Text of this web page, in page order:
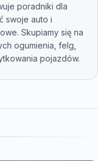
poradniki dla
swoje auto i
Skupiamy się na
ogumienia, felg,
pojazdów.